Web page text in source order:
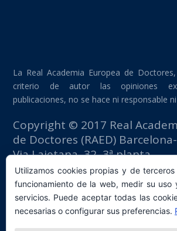
La Real Academia Europea de
criterio de autor las opiniones
publicaciones, no se hace ni responsable
Copyright © 2017 Real
de Doctores (RAED)
Via Laietana, 32, 3ª planta
Edificio Fomento del Trabajo
08003 Barcelona (España)
tlf: +34 93 667 40 54
secretaria@raed.academy
Contacto y suscripción Newsletter
Utilizamos cookies propias y de
funcionamiento de la web, medir su uso
servicios. Puede aceptar todas las
necesarias o configurar sus preferencias.